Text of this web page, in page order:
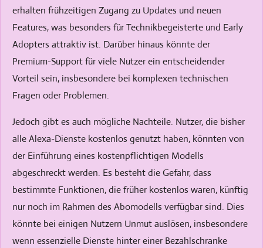
erhalten frühzeitigen Zugang zu Updates und neuen
Features, was besonders für Technikbegeisterte und Early
Adopters attraktiv ist. Darüber hinaus könnte der
Premium-Support für viele Nutzer ein entscheidender
Vorteil sein, insbesondere bei komplexen technischen
Fragen oder Problemen.
Jedoch gibt es auch mögliche Nachteile. Nutzer, die bisher
alle Alexa-Dienste kostenlos genutzt haben, könnten von
der Einführung eines kostenpflichtigen Modells
abgeschreckt werden. Es besteht die Gefahr, dass
bestimmte Funktionen, die früher kostenlos waren, künftig
nur noch im Rahmen des Abomodells verfügbar sind. Dies
könnte bei einigen Nutzern Unmut auslösen, insbesondere
wenn essenzielle Dienste hinter einer Bezahlschranke